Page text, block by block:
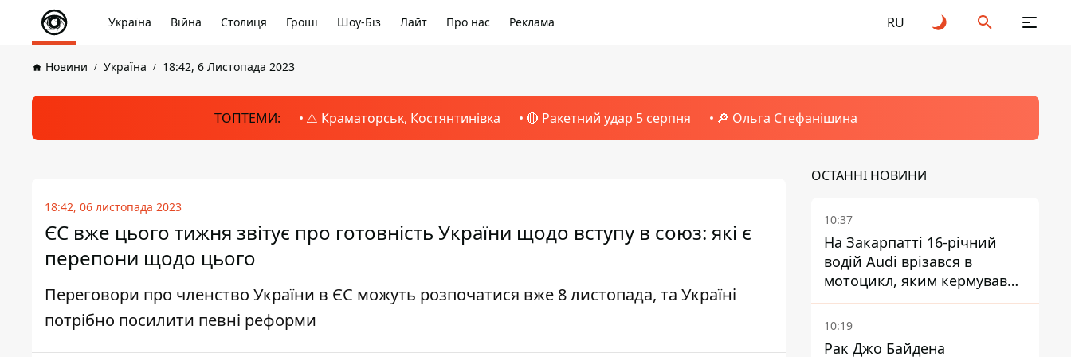
Україна Війна Столиця Гроші Шоу-Біз Лайт Про нас Реклама RU
Новини Україна 18:42, 6 Листопада 2023
ТОПТЕМИ: ⚠️ Краматорськ, Костянтинівка 🔴 Ракетний удар 5 серпня 🔎 Ольга Стефанішина
18:42, 06 листопада 2023
ЄС вже цього тижня звітує про готовність України щодо вступу в союз: які є
перепони щодо цього
Переговори про членство України в ЄС можуть розпочатися вже 8 листопада, та Україні
потрібно посилити певні реформи
ОСТАННІ НОВИНИ
10:37
На Закарпатті 16-річний
водій Audi врізався в
мотоцикл, яким кермував
10-річний хлопчик
10:19
Рак Джо Байдена